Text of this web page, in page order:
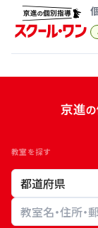
教室を探す
教室検索